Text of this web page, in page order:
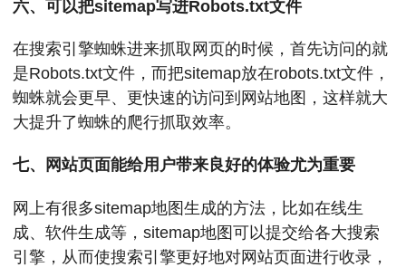
六、可以把sitemap写进Robots.txt文件
在搜索引擎蜘蛛进来抓取网页的时候，首先访问的就
是Robots.txt文件，而把sitemap放在robots.txt文件，
蜘蛛就会更早、更快速的访问到网站地图，这样就大
大提升了蜘蛛的爬行抓取效率。
七、网站页面能给用户带来良好的体验尤为重要
网上有很多sitemap地图生成的方法，比如在线生
成、软件生成等，sitemap地图可以提交给各大搜索
引擎，从而使搜索引擎更好地对网站页面进行收录，